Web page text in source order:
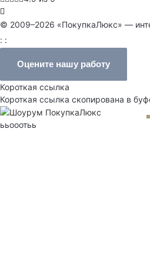
© 2009–2026 «ПокупкаЛюкс» —
: :
Оцените нашу работу
Короткая ссылка
Короткая ссылка скопирована в
ььооотьь